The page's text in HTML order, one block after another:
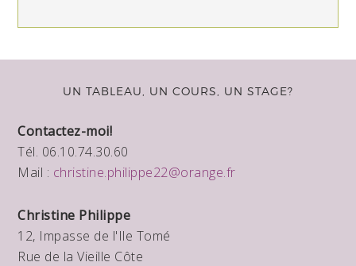
UN TABLEAU, UN COURS, UN STAGE?
Contactez-moi!
Tél. 06.10.74.30.60
Mail : christine.philippe22@orange.fr
Christine Philippe
12, Impasse de l'Ile Tomé
Rue de la Vieille Côte